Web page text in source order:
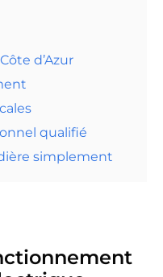
d’Azur
qualifié
simplement